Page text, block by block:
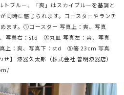
ブルー、「爽」はスカイブルーを基調と
同時に感じられます。コースターやランチ
ます。①コースター 写真上：爽、写真
写真右：std ③丸皿 写真左：爽、写真
上：爽、写真下：std ⑤箸 23cm 写真
】 漆器久太郎（株式会社 曽明漆器店）